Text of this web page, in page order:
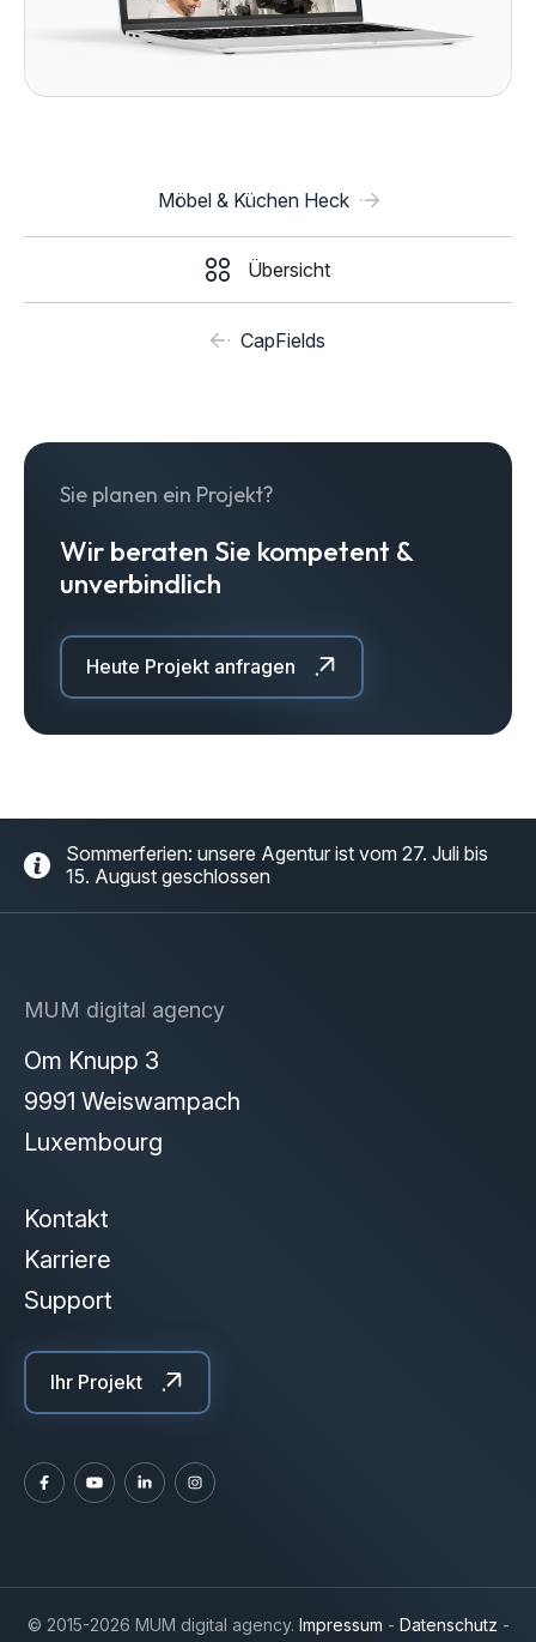
CapFields
Übersicht
Möbel & Küchen Heck
Sie planen ein Projekt?
Wir beraten Sie kompetent &
unverbindlich
Heute Projekt anfragen
Sommerferien: unsere Agentur ist vom 27. Juli bis
15. August geschlossen
MUM digital agency
Om Knupp 3
9991 Weiswampach
Luxembourg
Kontakt
Karriere
Support
Ihr Projekt
© 2015-2026 MUM digital agency. Impressum - Datenschutz -